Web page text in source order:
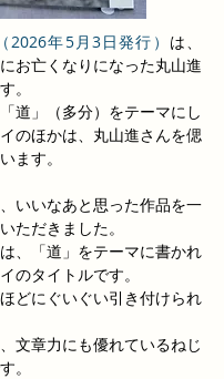
（2026年5月3日発行） は、
お亡くなりになった丸山進
。
道」（多分）をテーマにし
のほかは、丸山進さんを偲
ます。
いいなあと思った作品を一
ただきました。
、「道」をテーマに書かれ
のタイトルです。
どにぐいぐい引き付けられ
文章力にも優れているねじ
。